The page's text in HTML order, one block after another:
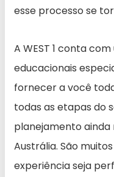
esse processo se
A WEST 1 conta
educacionais
fornecer a você
todas as etapas do
planejamento
Austrália. São
experiência seja